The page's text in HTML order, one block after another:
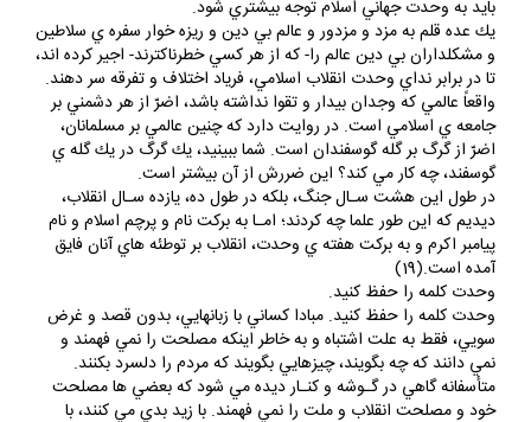
بايد به وحدت جهاني اسلام توجه بيشتري شود.
يك عده قلم به مزد و مزدور و عالم بي دين و ريزه خوار سفره ي سلاطين
و مشكلداران بي دين عالم را- كه از هر كسي خطرناكترند- اجير كرده اند،
تا در برابر نداي وحدت انقلاب اسلامي، فرياد اختلاف و تفرقه سر دهند.
واقعاً عالمي كه وجدان بيدار و تقوا نداشته باشد، اضرّ از هر دشمني بر
جامعه ي اسلامي است. در روايت دارد كه چنين عالمي بر مسلمانان،
اضرّ از گرگ بر گله گوسفندان است. شما ببينيد، يك گرگ در يك گله ي
گوسفند، چه كار مي كند؟ اين ضررش از آن بيشتر است.
در طول اين هشت سـال جنگ، بلكه در طول ده، يازده سـال انقلاب،
ديديم كه اين طور علما چه كردند؛ امـا به بركت نام و پرچم اسلام و نام
پيامبر اكرم و به بركت هفته ي وحدت، انقلاب بر توطئه هاي آنان فايق
آمده است.(19)
وحدت كلمه را حفظ كنيد.
وحدت كلمه را حفظ كنيد. مبادا كساني با زبانهايي، بدون قصد و غرض
سويي، فقط به علت اشتباه و به خاطر اينكه مصلحت را نمي فهمند و
نمي دانند كه چه بگويند، چيزهايي بگويند كه مردم را دلسرد بكنند.
متأسفانه گاهي در گـوشه و كنـار ديده مي شود كه بعضي ها مصلحت
خود و مصلحت انقلاب و ملت را نمي فهمند. با زيد بدي مي كنند، با